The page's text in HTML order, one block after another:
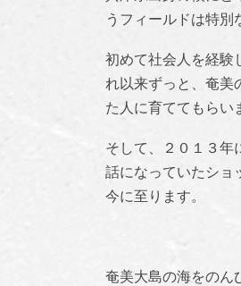
うフィールドは特別
初めて社会人を経験
れ以来ずっと、奄美
た人に育ててもらい
そして、２０１３年
話になっていたショ
今に至ります。
奄美大島の海をのん